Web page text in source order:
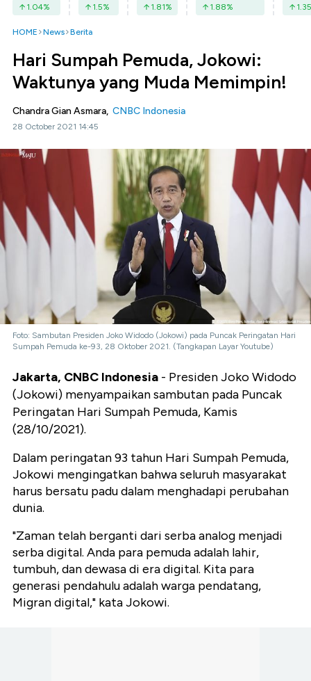
1.04% 1.5% 1.81% 1.88% 1.35
HOME News Berita
Hari Sumpah Pemuda, Jokowi:
Waktunya yang Muda Memimpin!
Chandra Gian Asmara, CNBC Indonesia
28 October 2021 14:45
Foto: Sambutan Presiden Joko Widodo (Jokowi) pada Puncak Peringatan Hari
Sumpah Pemuda ke-93, 28 Oktober 2021. (Tangkapan Layar Youtube)
Jakarta, CNBC Indonesia - Presiden Joko Widodo
(Jokowi) menyampaikan sambutan pada Puncak
Peringatan Hari Sumpah Pemuda, Kamis
(28/10/2021).
Dalam peringatan 93 tahun Hari Sumpah Pemuda,
Jokowi mengingatkan bahwa seluruh masyarakat
harus bersatu padu dalam menghadapi perubahan
dunia.
"Zaman telah berganti dari serba analog menjadi
serba digital. Anda para pemuda adalah lahir,
tumbuh, dan dewasa di era digital. Kita para
generasi pendahulu adalah warga pendatang,
Migran digital," kata Jokowi.